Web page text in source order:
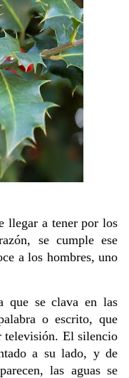
llegar a tener por los
se cumple ese
a los hombres, uno
que se clava en las
o escrito, que
televisión. El silencio
a su lado, y de
las aguas se